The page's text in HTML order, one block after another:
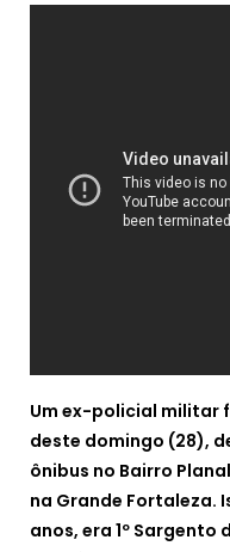
Um ex-policial militar
deste domingo (28),
ônibus no Bairro
na Grande Fortaleza.
anos, era 1º